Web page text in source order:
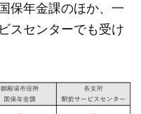
保年金課のほか、一
スセンターでも受け